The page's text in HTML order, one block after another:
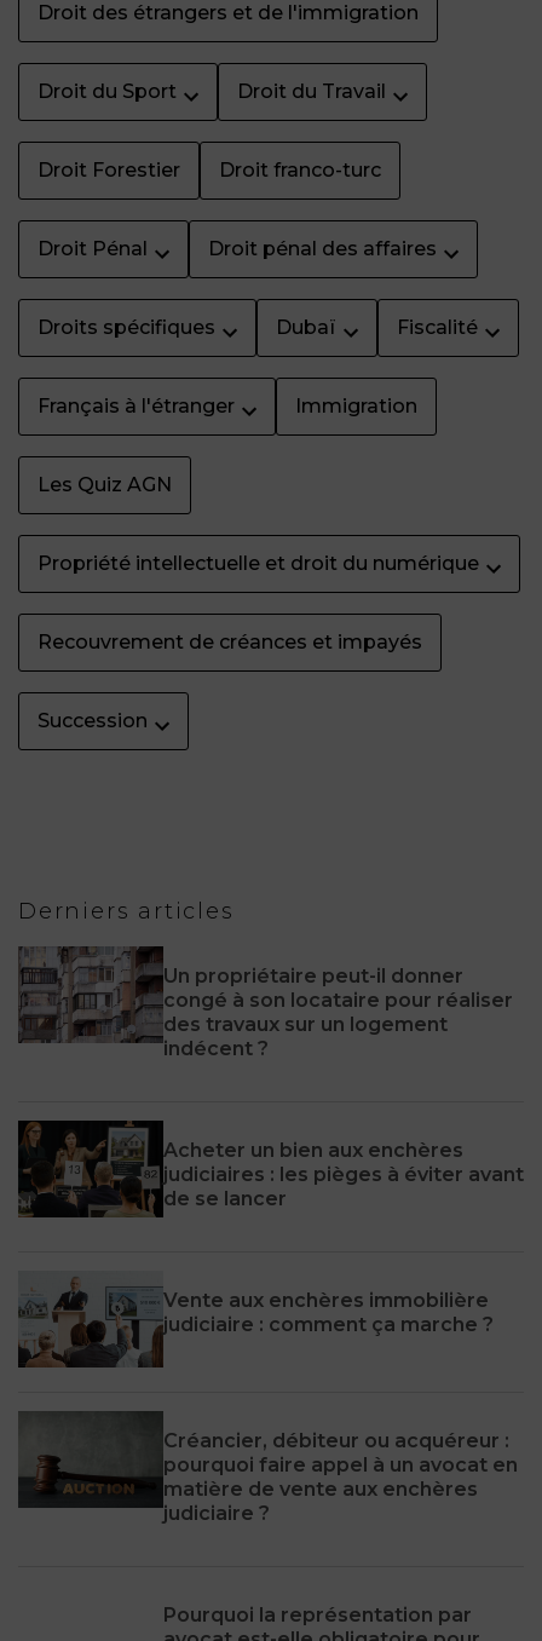
Droit des étrangers et de l'immigration
Droit du Sport Droit du Travail
Droit Forestier Droit franco-turc
Droit Pénal Droit pénal des affaires
Droits spécifiques Dubaï Fiscalité
Français à l'étranger Immigration
Les Quiz AGN
Propriété intellectuelle et droit du numérique
Recouvrement de créances et impayés
Succession
Derniers articles
Un propriétaire peut-il donner
congé à son locataire pour réaliser
des travaux sur un logement
indécent ?
Acheter un bien aux enchères
judiciaires : les pièges à éviter avant
de se lancer
Vente aux enchères immobilière
judiciaire : comment ça marche ?
Créancier, débiteur ou acquéreur :
pourquoi faire appel à un avocat en
matière de vente aux enchères
judiciaire ?
Pourquoi la représentation par